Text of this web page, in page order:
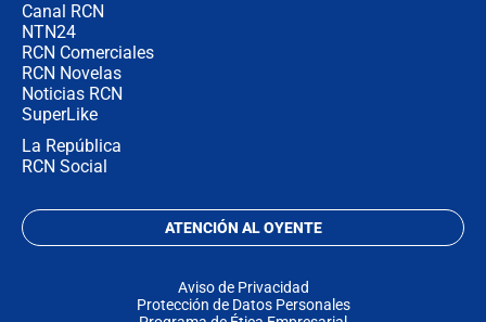
Canal RCN
NTN24
RCN Comerciales
RCN Novelas
Noticias RCN
SuperLike
La República
RCN Social
ATENCIÓN AL OYENTE
Aviso de Privacidad
Protección de Datos Personales